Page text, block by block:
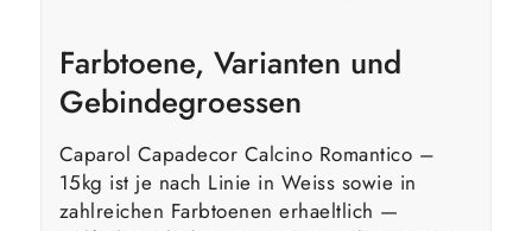
Farbtoene, Varianten und
Gebindegroessen
Caparol Capadecor Calcino Romantico –
15kg ist je nach Linie in Weiss sowie in
zahlreichen Farbtoenen erhaeltlich —